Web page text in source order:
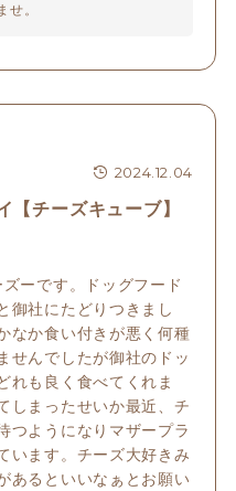
。
2024.12.04
【チーズキューブ】
ーです。ドッグフード
御社にたどりつきまし
なか食い付きが悪く何種
せんでしたが御社のドッ
れも良く食べてくれま
しまったせいか最近、チ
つようになりマザープラ
います。チーズ大好きみ
あるといいなぁとお願い